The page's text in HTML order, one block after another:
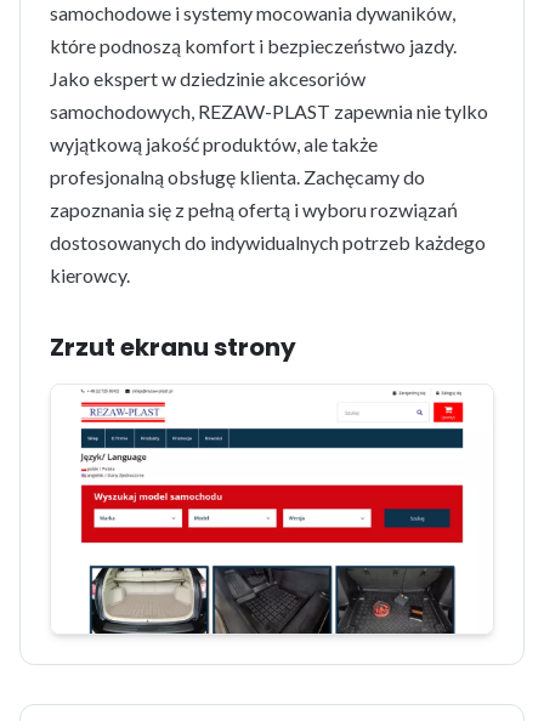
samochodowe i systemy mocowania dywaników,
które podnoszą komfort i bezpieczeństwo jazdy.
Jako ekspert w dziedzinie akcesoriów
samochodowych, REZAW-PLAST zapewnia nie tylko
wyjątkową jakość produktów, ale także
profesjonalną obsługę klienta. Zachęcamy do
zapoznania się z pełną ofertą i wyboru rozwiązań
dostosowanych do indywidualnych potrzeb każdego
kierowcy.
Zrzut ekranu strony